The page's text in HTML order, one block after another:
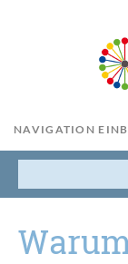
NAVIGATION